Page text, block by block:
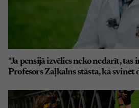
"Ja pensijā izvēlies neko nedarīt, tas
Profesors Zaļkalns stāsta, kā svinēt